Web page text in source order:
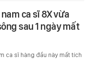
ca sĩ 8X vừa
sau 1 ngày mất
ca sĩ hàng đầu này mất tích